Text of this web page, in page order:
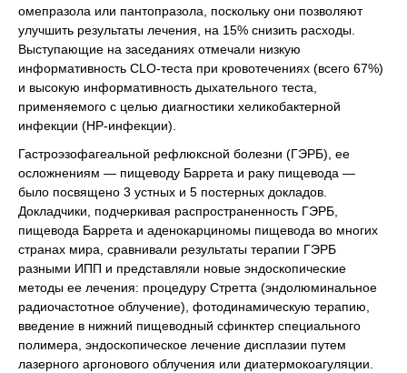
омепразола или пантопразола, поскольку они позволяют
улучшить результаты лечения, на 15% снизить расходы.
Выступающие на заседаниях отмечали низкую
информативность CLO-теста при кровотечениях (всего 67%)
и высокую информативность дыхательного теста,
применяемого с целью диагностики хеликобактерной
инфекции (НР-инфекции).
Гастроэзофагеальной рефлюксной болезни (ГЭРБ), ее
осложнениям — пищеводу Баррета и раку пищевода —
было посвящено 3 устных и 5 постерных докладов.
Докладчики, подчеркивая распространенность ГЭРБ,
пищевода Баррета и аденокарциномы пищевода во многих
странах мира, сравнивали результаты терапии ГЭРБ
разными ИПП и представляли новые эндоскопические
методы ее лечения: процедуру Стретта (эндолюминальное
радиочастотное облучение), фотодинамическую терапию,
введение в нижний пищеводный сфинктер специального
полимера, эндоскопическое лечение дисплазии путем
лазерного аргонового облучения или диатермокоагуляции.